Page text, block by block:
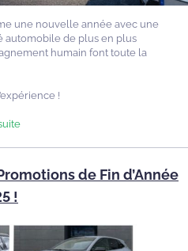
une nouvelle année avec une
automobile de plus en plus
humain font toute la
!
de Fin d’Année
!